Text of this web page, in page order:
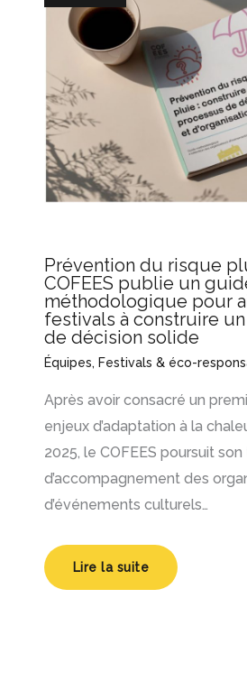
Prévention du risque
COFEES publie un
méthodologique pour
festivals à construire
de décision solide
Équipes, Festivals & éco-
Après avoir consacré un
enjeux d’adaptation à la
2025, le COFEES poursuit
d’accompagnement des
d’événements culturels…
Lire la suite